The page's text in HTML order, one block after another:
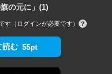
の元に」(1)
す（ログインが必要です）
読む 55pt